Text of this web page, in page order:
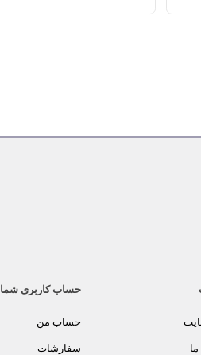
حساب کاربری شما
حساب من
سفارشات